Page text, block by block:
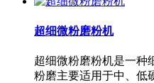
超细微粉磨粉机
超细微粉磨粉机是一种
粉磨主要适用于中、低